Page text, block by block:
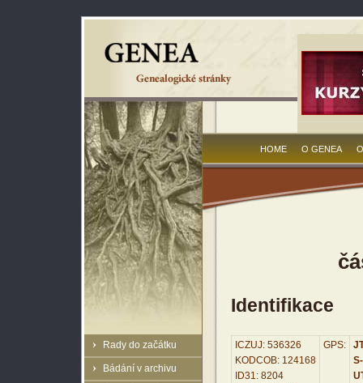
Rady do začátku
Bádání v archivu
HOME O GENEA
Identifikace
ICZUJ: 536326
KODCOB: 124168
ID31: 8204
GPS: